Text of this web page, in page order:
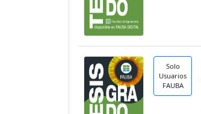
Solo
Usuarios
FAUBA